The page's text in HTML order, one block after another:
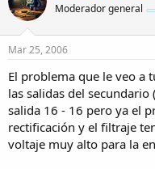
Moderador general
Mar 25, 2006
El problema que le veo a
las salidas del
salida 16 - 16 pero ya el
rectificación y el filtraje
voltaje muy alto para la